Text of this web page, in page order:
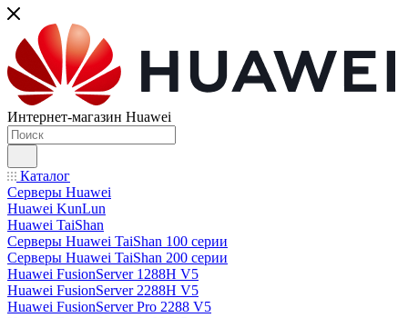
Интернет-магазин Huawei
Каталог
Серверы Huawei
Huawei KunLun
Huawei TaiShan
Серверы Huawei TaiShan 100 серии
Серверы Huawei TaiShan 200 серии
Huawei FusionServer 1288H V5
Huawei FusionServer 2288H V5
Huawei FusionServer Pro 2288 V5